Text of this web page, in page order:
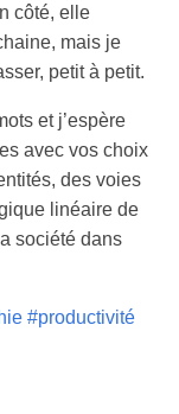
côté, elle
mais je
petit à petit.
et j’espère
avec vos choix
des voies
linéaire de
société dans
#productivité